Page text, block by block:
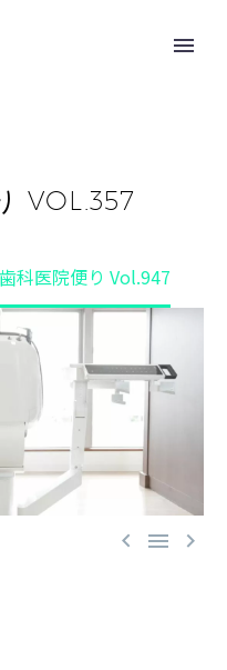
VOL.357
科医院便り Vol.947
  